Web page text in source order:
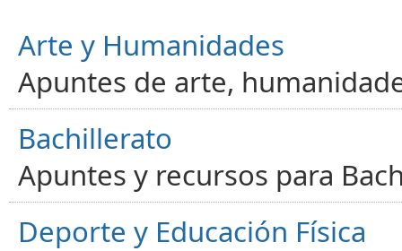
Arte y Humanidades
Apuntes de arte,
Bachillerato
Apuntes y recursos para
Deporte y Educación Física